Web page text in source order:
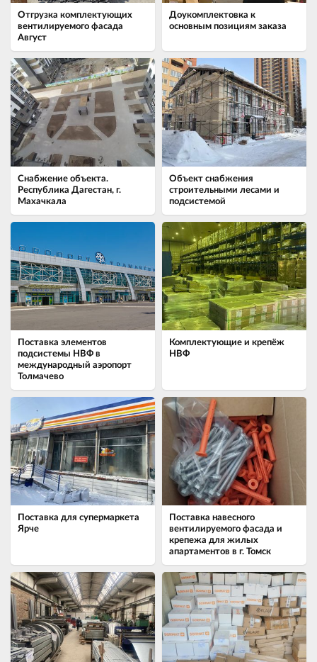
Отгрузка комплектующих
вентилируемого фасада
Август
Доукомплектовка к
основным позициям заказа
Снабжение объекта.
Республика Дагестан, г.
Махачкала
Объект снабжения
строительными лесами и
подсистемой
Поставка элементов
подсистемы НВФ в
международный аэропорт
Толмачево
Комплектующие и крепёж
НВФ
Поставка для супермаркета
Ярче
Поставка навесного
вентилируемого фасада и
крепежа для жилых
апартаментов в г. Томск